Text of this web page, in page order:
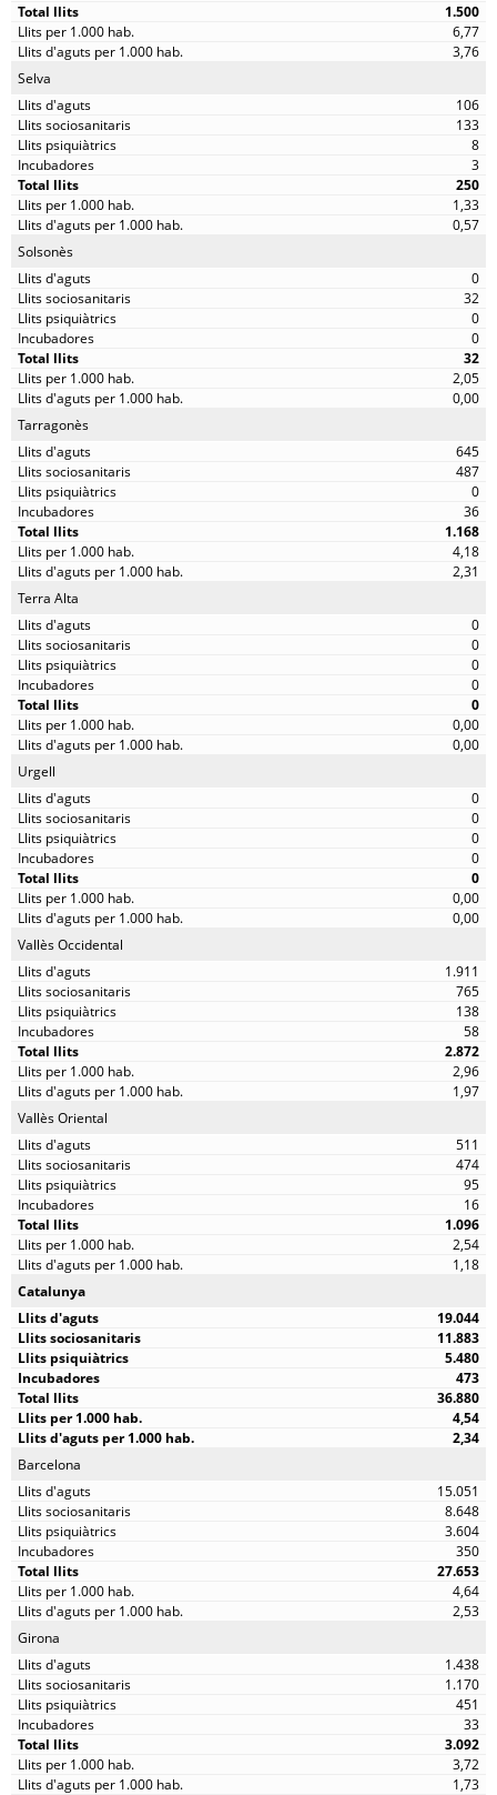
1.500
6,77
3,76
Selva
106
133
8
3
250
1,33
0,57
Solsonès
0
32
0
0
32
2,05
0,00
Tarragonès
645
487
0
36
1.168
4,18
2,31
Terra Alta
0
0
0
0
0
0,00
0,00
Urgell
0
0
0
0
0
0,00
0,00
Vallès Occidental
1.911
765
138
58
2.872
2,96
1,97
Vallès Oriental
511
474
95
16
1.096
2,54
1,18
Catalunya
19.044
11.883
5.480
473
36.880
4,54
2,34
Barcelona
15.051
8.648
3.604
350
27.653
4,64
2,53
Girona
1.438
1.170
451
33
3.092
3,72
1,73